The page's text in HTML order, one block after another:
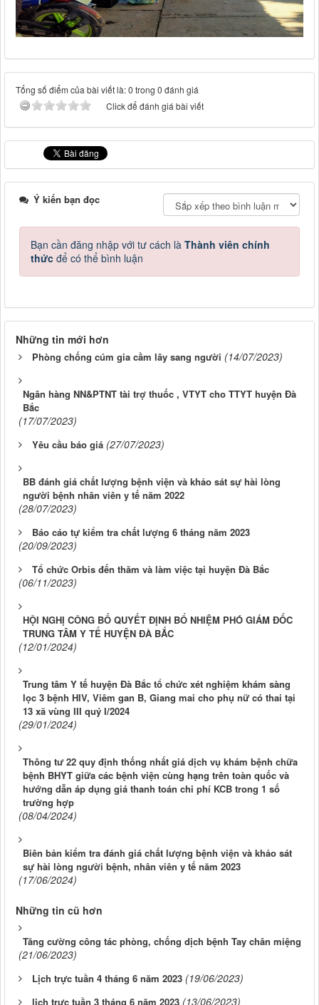
Tổng số điểm của bài viết là: 0 trong 0 đánh giá
Click để đánh giá bài viết
Ý kiến bạn đọc
Bạn cần đăng nhập với tư cách là Thành viên chính
thức để có thể bình luận
Những tin mới hơn
Phòng chống cúm gia cầm lây sang người (14/07/2023)
Ngân hàng NN&PTNT tài trợ thuốc , VTYT cho TTYT huyện Đà
Bắc
(17/07/2023)
Yêu cầu báo giá (27/07/2023)
BB đánh giá chất lượng bệnh viện và khảo sát sự hài lòng
người bệnh nhân viên y tế năm 2022
(28/07/2023)
Báo cáo tự kiểm tra chất lượng 6 tháng năm 2023
(20/09/2023)
Tổ chức Orbis đến thăm và làm việc tại huyện Đà Bắc
(06/11/2023)
HỘI NGHỊ CÔNG BỐ QUYẾT ĐỊNH BỔ NHIỆM PHÓ GIÁM ĐỐC
TRUNG TÂM Y TẾ HUYỆN ĐÀ BẮC
(12/01/2024)
Trung tâm Y tế huyện Đà Bắc tổ chức xét nghiệm khám sàng
lọc 3 bệnh HIV, Viêm gan B, Giang mai cho phụ nữ có thai tại
13 xã vùng III quý I/2024
(29/01/2024)
Thông tư 22 quy định thống nhất giá dịch vụ khám bệnh chữa
bệnh BHYT giữa các bệnh viện cùng hạng trên toàn quốc và
hướng dẫn áp dụng giá thanh toán chi phí KCB trong 1 số
trường hợp
(08/04/2024)
Biên bản kiểm tra đánh giá chất lượng bệnh viện và khảo sát
sự hài lòng người bệnh, nhân viên y tế năm 2023
(17/06/2024)
Những tin cũ hơn
Tăng cường công tác phòng, chống dịch bệnh Tay chân miệng
(21/06/2023)
Lịch trực tuần 4 tháng 6 năm 2023 (19/06/2023)
lịch trực tuần 3 tháng 6 năm 2023 (13/06/2023)